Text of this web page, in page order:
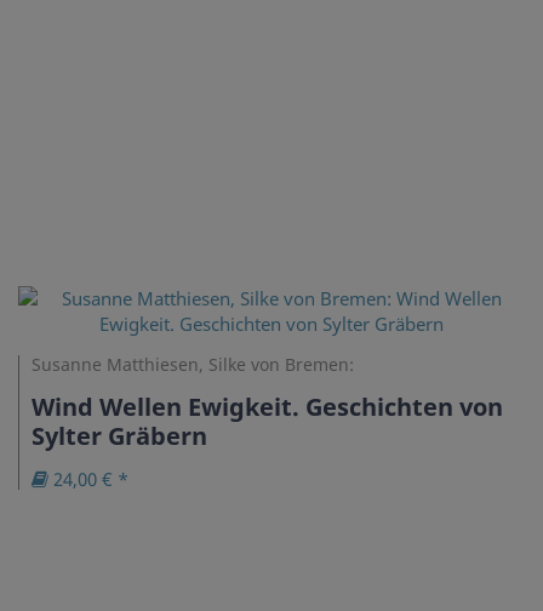
Susanne Matthiesen, Silke von Bremen:
Wind Wellen Ewigkeit. Geschichten von
Sylter Gräbern
24,00 € *